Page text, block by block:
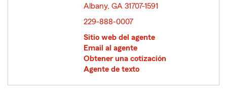
Albany, GA 31707-1591
229-888-0007
Sitio web del agente
Email al agente
Obtener una cotización
Agente de texto